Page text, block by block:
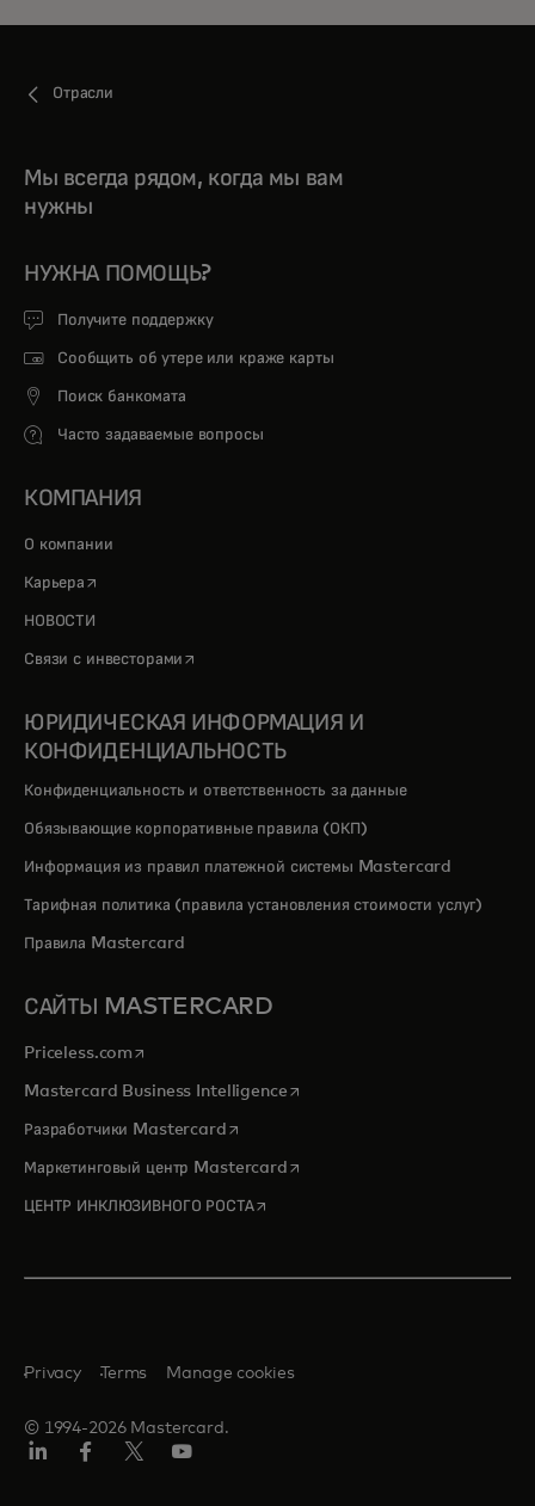
Отрасли
Мы всегда рядом, когда мы вам
нужны
НУЖНА ПОМОЩЬ?
Получите поддержку
Сообщить об утере или краже карты
Поиск банкомата
Часто задаваемые вопросы
КОМПАНИЯ
О компании
Карьера opens in a new tab
НОВОСТИ
Связи с инвесторами opens in a new tab
ЮРИДИЧЕСКАЯ ИНФОРМАЦИЯ И
КОНФИДЕНЦИАЛЬНОСТЬ
Конфиденциальность и ответственность за данные
Обязывающие корпоративные правила (ОКП)
Информация из правил платежной системы Mastercard
Тарифная политика (правила установления стоимости услуг)
Правила Mastercard
САЙТЫ MASTERCARD
Priceless.com opens in a new tab
Mastercard Business Intelligenceopens in a new tab
Разработчики Mastercardopens in a new tab
Маркетинговый центр Mastercardopens in a new tab
ЦЕНТР ИНКЛЮЗИВНОГО РОСТАopens in a new tab
© 1994-2026 Mastercard.
Privacy Terms Manage cookies